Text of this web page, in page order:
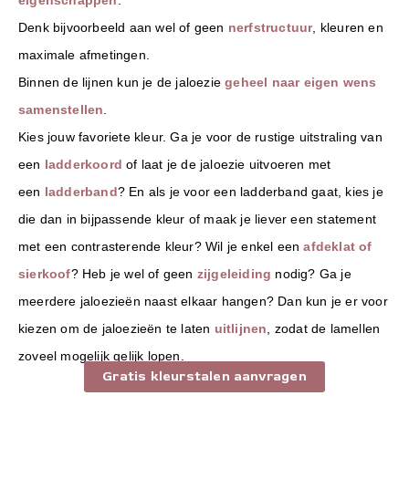
Denk bijvoorbeeld aan wel of geen nerfstructuur, kleuren en
maximale afmetingen.
Binnen de lijnen kun je de jaloeziegeheel naar eigen wens
samenstellen
Kies jouw favoriete kleur. Ga je voor de rustige uitstraling van
een ladderkoord of laat je de jaloezie uitvoeren met
een ladderband? En als je voor een ladderband gaat, kies je
die dan in bijpassende kleur of maak je liever een statement
met een contrasterende kleur? Wil je enkel eenafdeklat of
sierkoof? Heb je wel of geen zijgeleiding nodig? Ga je
meerdere jaloezieën naast elkaar hangen? Dan kun je er voor
kiezen om de jaloezieën te laten uitlijnen , zodat de lamellen
zoveel mogelijk gelijk lopen.
Gratis kleurstalen aanvragen